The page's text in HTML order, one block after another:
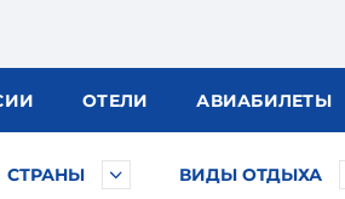
ОТЕЛИ АВИАБИЛЕТЫ
СТРАНЫ ВИДЫ ОТДЫХА